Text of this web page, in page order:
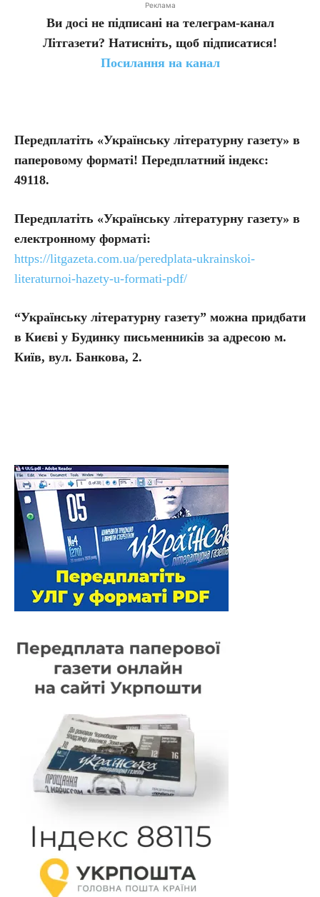
Реклама
Ви досі не підписані на телеграм-канал
Літгазети? Натисніть, щоб підписатися!
Посилання на канал
Передплатіть «Українську літературну газету» в
паперовому форматі! Передплатний індекс:
49118.
Передплатіть «Українську літературну газету» в
електронному форматі:
https://litgazeta.com.ua/peredplata-ukrainskoi-
literaturnoi-hazety-u-formati-pdf/
“Українську літературну газету” можна придбати
в Києві у Будинку письменників за адресою м.
Київ, вул. Банкова, 2.